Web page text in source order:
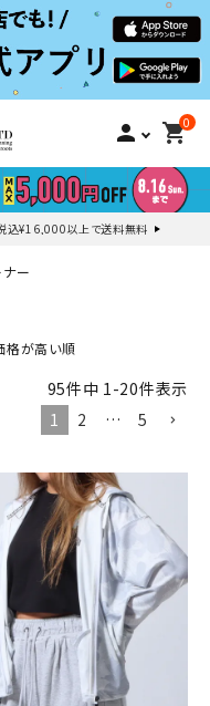
person 0
shopping_cart
込¥16,000以上で送料無料
ナー
格が高い順
95件中 1-20件表示
1
2 … 5